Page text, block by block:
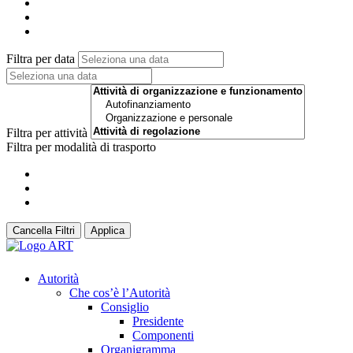
Filtra per data
Filtra per attività
Filtra per modalità di trasporto
Cancella Filtri Applica
Autorità
Che cos’è l’Autorità
Consiglio
Presidente
Componenti
Organigramma